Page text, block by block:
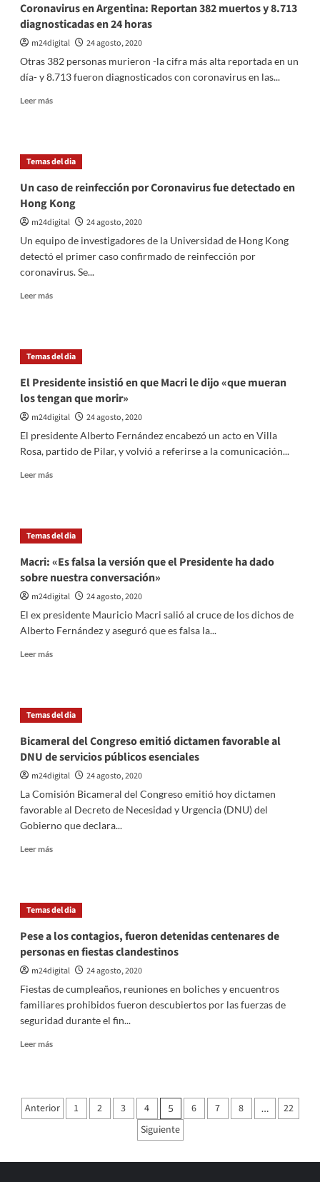
las
hermanas
Garay
ver
su
Coronavirus en Argentina: Reportan 382 muertos y 8.713
diagnosticadas en 24 horas
m24digital
24 agosto, 2020
Otras 382 personas murieron -la cifra más alta reportada en un
día- y 8.713 fueron diagnosticados con coronavirus en las...
Leer másLeer
en
Argentina:
382
muertos
y
diagnosticadas
en
24
Temas del dia
Un caso de reinfección por Coronavirus fue detectado en
Hong Kong
m24digital
24 agosto, 2020
Un equipo de investigadores de la Universidad de Hong Kong
detectó el primer caso confirmado de reinfección por
coronavirus. Se...
Leer másLeer
caso
de
por
Coronavirus
fue
en
Hong
Temas del dia
El Presidente insistió en que Macri le dijo «que mueran
los tengan que morir»
m24digital
24 agosto, 2020
El presidente Alberto Fernández encabezó un acto en Villa
Rosa, partido de Pilar, y volvió a referirse a la comunicación...
Leer másLeer
Presidente
insistió
que
Macri
le
«que
mueran
Temas del dia
Macri: «Es falsa la versión que el Presidente ha dado
sobre nuestra conversación»
m24digital
24 agosto, 2020
El ex presidente Mauricio Macri salió al cruce de los dichos de
Alberto Fernández y aseguró que es falsa la...
Leer másLeer
«Es
falsa
versión
que
el
ha
dado
sobre
conversación»
Temas del dia
Bicameral del Congreso emitió dictamen favorable al
DNU de servicios públicos esenciales
m24digital
24 agosto, 2020
La Comisión Bicameral del Congreso emitió hoy dictamen
favorable al Decreto de Necesidad y Urgencia (DNU) del
Gobierno que declara...
Leer másLeer
del
Congreso
dictamen
favorable
al
de
servicios
públicos
Temas del dia
Pese a los contagios, fueron detenidas centenares de
personas en fiestas clandestinos
m24digital
24 agosto, 2020
Fiestas de cumpleaños, reuniones en boliches y encuentros
familiares prohibidos fueron descubiertos por las fuerzas de
seguridad durante el fin...
Leer másLeer
a
los
centenares
Paginación
entradas
Anterior 1 2 3 4 5 6 7 8 …
22
Siguiente